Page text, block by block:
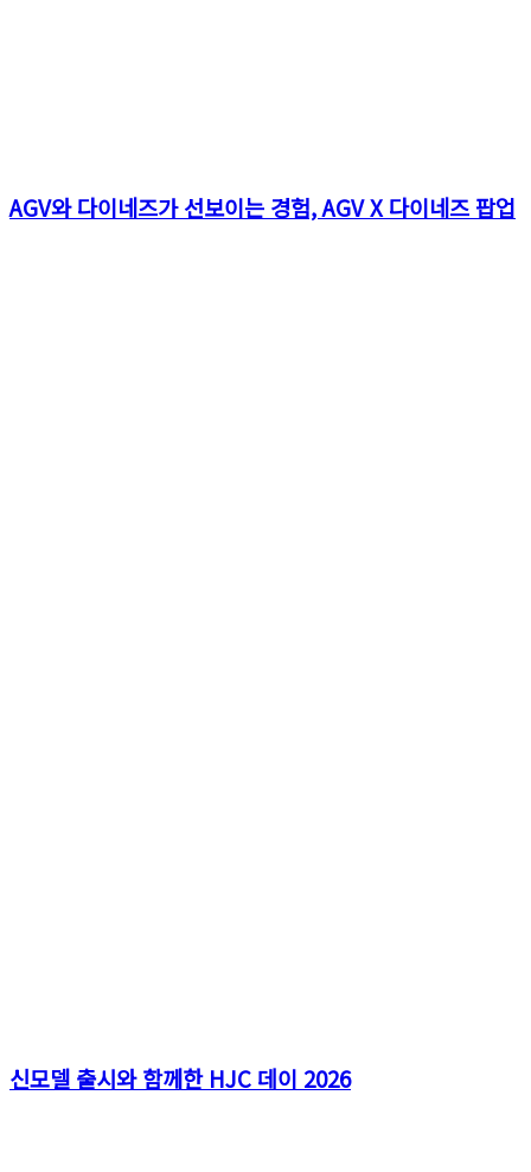
AGV와 다이네즈가 선보이는 경험, AGV X 다이네즈 팝업
신모델 출시와 함께한 HJC 데이 2026